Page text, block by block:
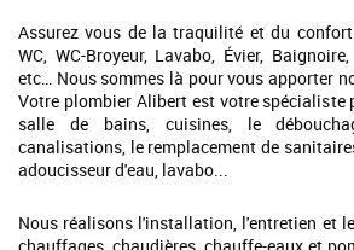
Assurez vous de la traquilité et du
WC, WC-Broyeur, Lavabo, Évier,
etc… Nous sommes là pour vous apporter
Votre plombier Alibert est votre spécialiste
salle de bains, cuisines, le
canalisations, le remplacement de
adoucisseur d'eau, lavabo...
Nous réalisons l'installation, l'entretien et